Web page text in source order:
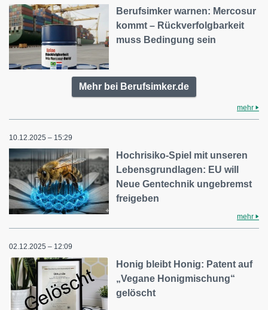
Berufsimker warnen: Mercosur
kommt – Rückverfolgbarkeit
muss Bedingung sein
Mehr bei Berufsimker.de
mehr
10.12.2025 – 15:29
Hochrisiko-Spiel mit unseren
Lebensgrundlagen: EU will
Neue Gentechnik ungebremst
freigeben
mehr
02.12.2025 – 12:09
Honig bleibt Honig: Patent auf
„Vegane Honigmischung“
gelöscht